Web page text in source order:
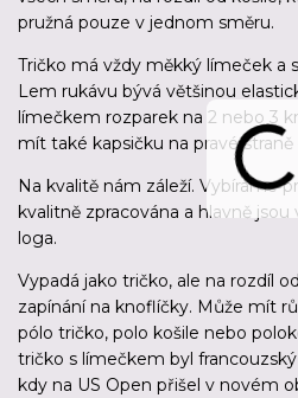
pružná pouze v jednom směru.
Tričko má vždy měkký límeček a
Lem rukávu bývá většinou
límečkem rozparek na 2 nebo 3
mít také kapsičku na pravé
Na kvalitě nám záleží. Vybíráme
kvalitně zpracována a hlavně
loga.
Vypadá jako tričko, ale na rozdíl
zapínání na knoflíčky. Může mít
pólo tričko, polo košile nebo
tričko s límečkem byl
kdy na US Open přišel v novém